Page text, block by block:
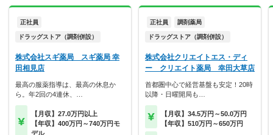
正社員
ドラッグストア（調剤併設）
株式会社スギ薬局 スギ薬局 幸
田相見店
最高の服薬指導は、最高の休息か
ら。年2回の4連休、…
【月収】27.0万円以上
【年収】400万円～740万円モ
デル
正社員 調剤薬局
ドラッグストア（調剤併設）
株式会社クリエイトエス・ディ
ー クリエイト薬局 幸田大草店
首都圏中心で経営基盤も安定！20時
以降・日曜開局も…
【月収】34.5万円～50.0万円
【年収】510万円～650万円